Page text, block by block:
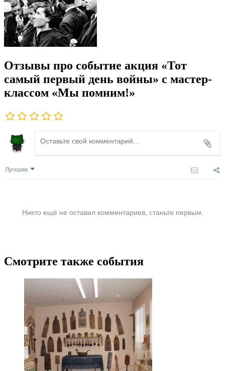
Отзывы про событие акция «Тот
самый первый день войны» с мастер-
классом «Мы помним!»
Лучшие
Никто ещё не оставил комментариев, станьте первым.
Смотрите также события